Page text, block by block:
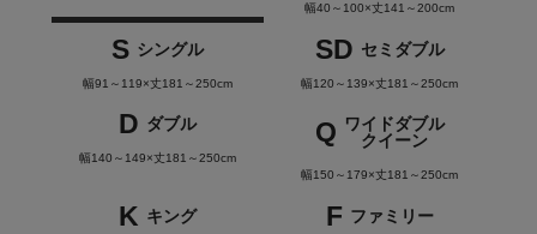
幅40～100×丈141～200cm
S シングル
幅91～119×丈181～250cm
SD セミダブル
幅120～139×丈181～250cm
D ダブル
幅140～149×丈181～250cm
Q ワイドダブル
クイーン
幅150～179×丈181～250cm
K キング F ファミリー